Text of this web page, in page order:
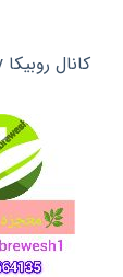
کانال روبیکا Star_gallery